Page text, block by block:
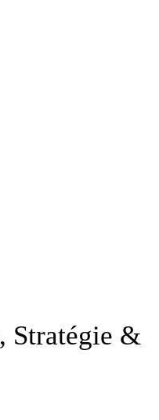
, Stratégie &